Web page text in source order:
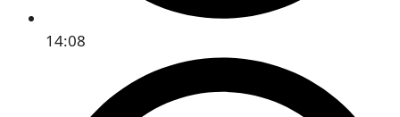
14:08